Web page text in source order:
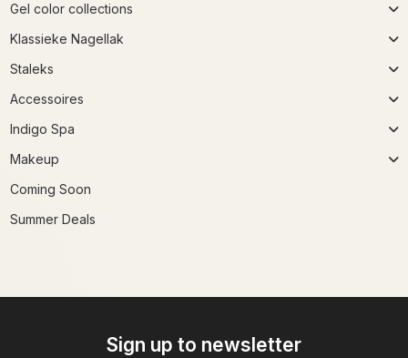
Gel color collections
Klassieke Nagellak
Staleks
Accessoires
Indigo Spa
Makeup
Coming Soon
Summer Deals
Sign up to newsletter